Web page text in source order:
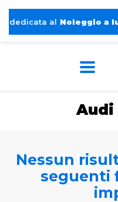
al Noleggio a
Nessun
seguenti